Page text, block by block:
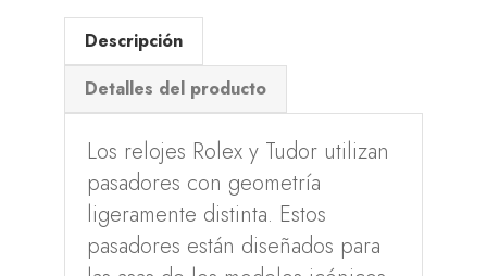
Descripción
Detalles del producto
Los relojes Rolex y Tudor utilizan
pasadores con geometría
ligeramente distinta. Estos
pasadores están diseñados para